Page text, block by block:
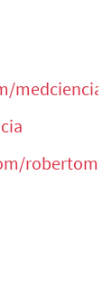
medciencia